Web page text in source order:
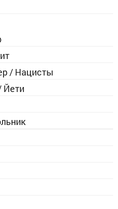
/ Нацисты
Йети